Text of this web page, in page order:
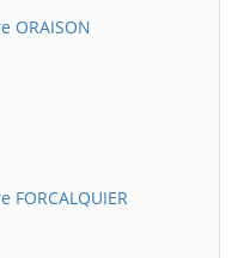
ORAISON